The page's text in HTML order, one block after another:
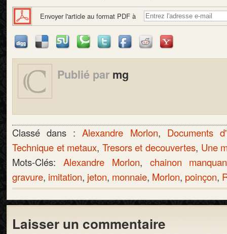
Envoyer l'article au format PDF à
Publié par mg
Classé dans :Alexandre Morlon, Documents
Technique et metaux, Tresors et decouvertes, Une
Mots-Clés: Alexandre Morlon, chainon
gravure, imitation, jeton, monnaie, Morlon, poinçon,
Laisser un commentaire